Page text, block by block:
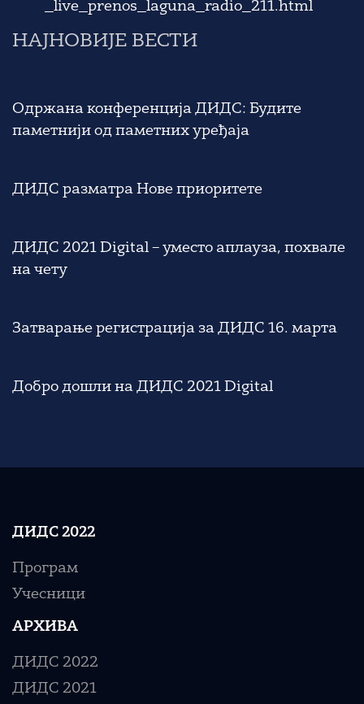
_live_prenos_laguna_radio_211.html
НАЈНОВИЈЕ ВЕСТИ
Одржана конференција ДИДС: Будите
паметнији од паметних уређаја
ДИДС разматра Нове приоритете
ДИДС 2021 Digital – уместо аплауза, похвале
на чету
Затварање регистрација за ДИДС 16. марта
Добро дошли на ДИДС 2021 Digital
ДИДС 2022
Програм
Учесници
АРХИВА
ДИДС 2022
ДИДС 2021